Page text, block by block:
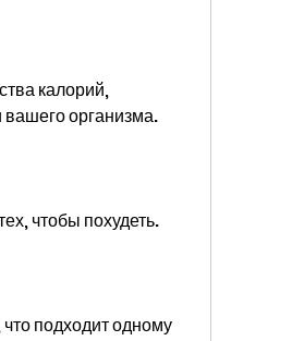
калорий,
организма.
чтобы похудеть.
подходит одному